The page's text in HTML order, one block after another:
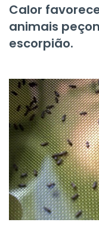
Calor
animais
escorpião.